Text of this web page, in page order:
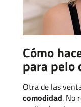
Cómo
para pelo
Otra de las
comodidad. No